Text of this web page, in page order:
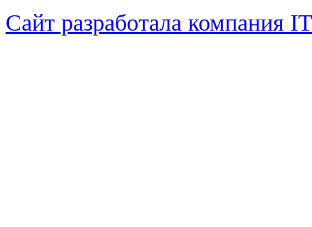
Сайт разработала компания